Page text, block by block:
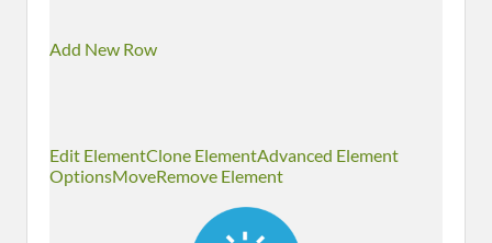
Add New Row
Edit ElementClone ElementAdvanced Element
OptionsMoveRemove Element